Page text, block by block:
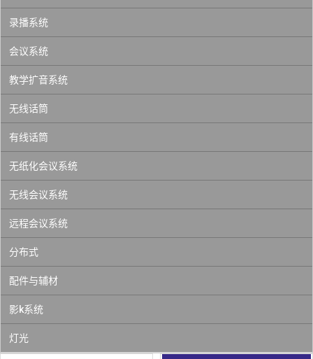
录播系统
会议系统
教学扩音系统
无线话筒
有线话筒
无纸化会议系统
无线会议系统
远程会议系统
分布式
配件与辅材
影k系统
灯光